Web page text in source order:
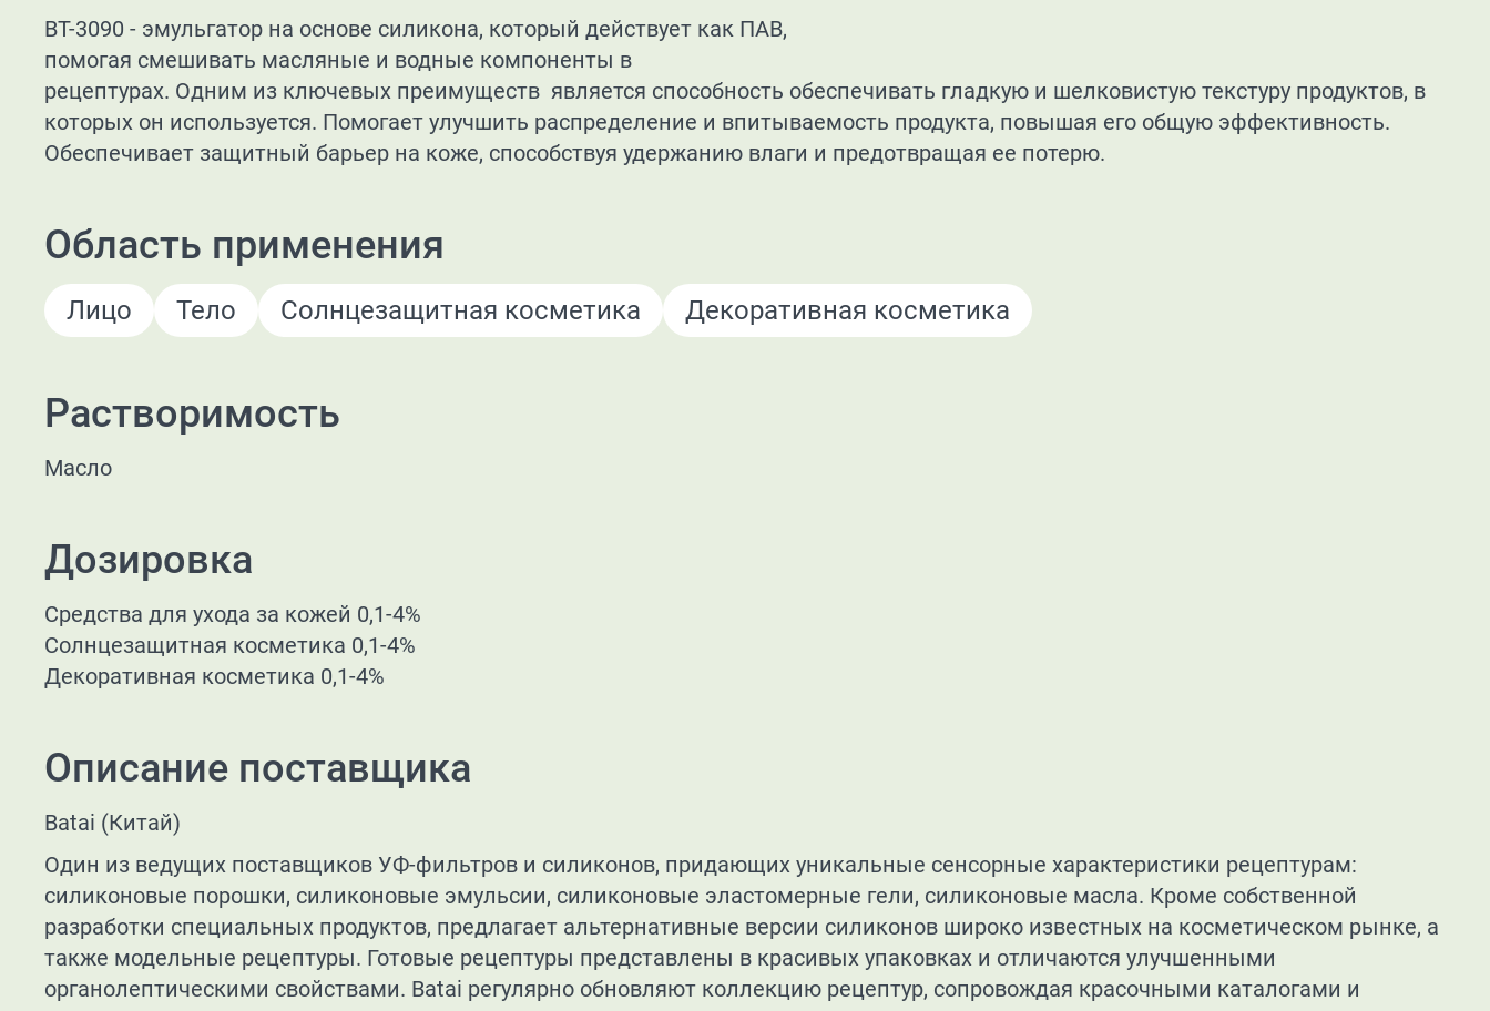
BT-3090 - эмульгатор на основе силикона, который действует как ПАВ,
помогая смешивать масляные и водные компоненты в
рецептурах. Одним из ключевых преимуществ является способность обеспечивать гладкую и шелковистую текстуру продуктов, в
которых он используется. Помогает улучшить распределение и впитываемость продукта, повышая его общую эффективность.
Обеспечивает защитный барьер на коже, способствуя удержанию влаги и предотвращая ее потерю.
Область применения
Лицо Тело Солнцезащитная косметика Декоративная косметика
Растворимость
Масло
Дозировка
Средства для ухода за кожей 0,1-4%
Солнцезащитная косметика 0,1-4%
Декоративная косметика 0,1-4%
Описание поставщика
Batai (Китай)
Один из ведущих поставщиков УФ-фильтров и силиконов, придающих уникальные сенсорные характеристики рецептурам:
силиконовые порошки, силиконовые эмульсии, силиконовые эластомерные гели, силиконовые масла. Кроме собственной
разработки специальных продуктов, предлагает альтернативные версии силиконов широко известных на косметическом рынке, а
также модельные рецептуры. Готовые рецептуры представлены в красивых упаковках и отличаются улучшенными
органолептическими свойствами. Batai регулярно обновляют коллекцию рецептур, сопровождая красочными каталогами и